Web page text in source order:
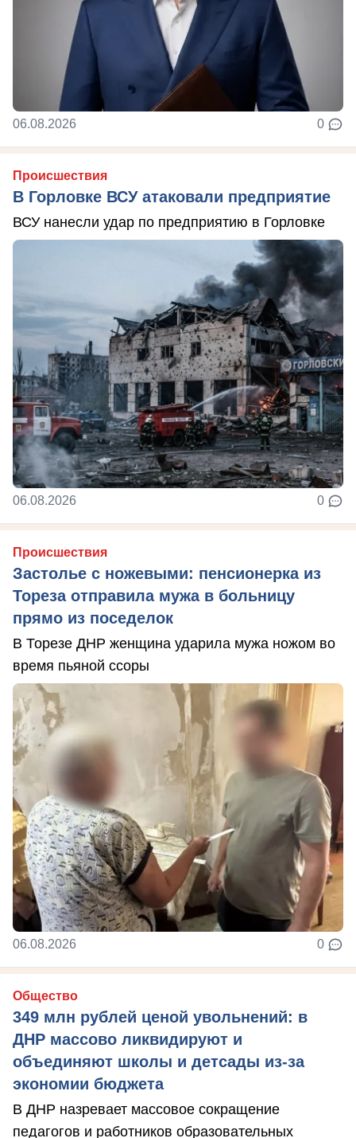
06.08.2026 0
Происшествия
В Горловке ВСУ атаковали предприятие
ВСУ нанесли удар по предприятию в Горловке
06.08.2026 0
Происшествия
Застолье с ножевыми: пенсионерка из
Тореза отправила мужа в больницу
прямо из поседелок
В Торезе ДНР женщина ударила мужа ножом во
время пьяной ссоры
06.08.2026 0
Общество
349 млн рублей ценой увольнений: в
ДНР массово ликвидируют и
объединяют школы и детсады из-за
экономии бюджета
В ДНР назревает массовое сокращение
педагогов и работников образовательных